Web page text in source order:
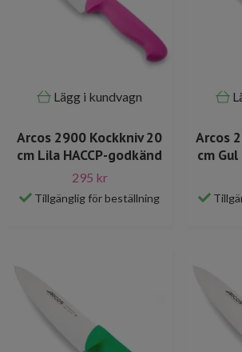
Lägg i kundvagn
Arcos 2900 Kockkniv 20
cm Lila HACCP-godkänd
295 kr
Tillgänglig för beställning
Arcos
cm